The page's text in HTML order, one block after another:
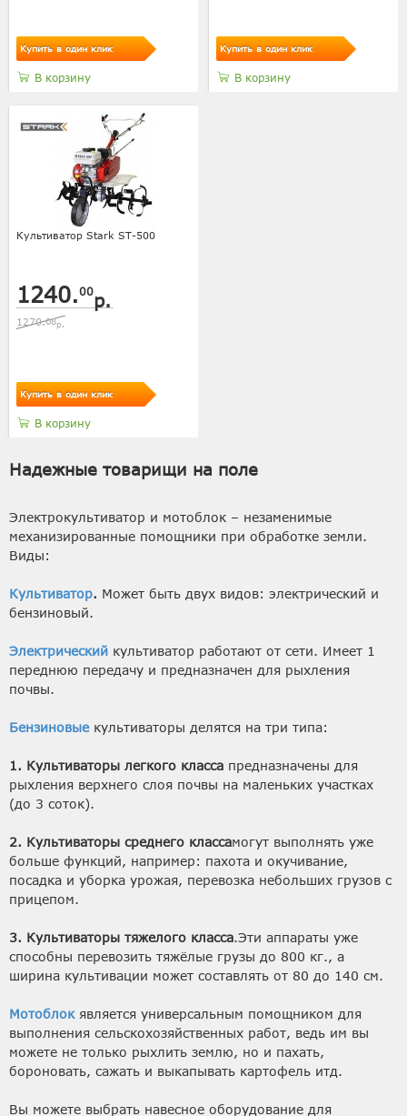
Купить в один клик
В корзину
Купить в один клик
В корзину
Культиватор Stark ST-500
1240.00р.
1270.08р.
Купить в один клик
В корзину
Надежные товарищи на поле
Электрокультиватор и мотоблок – незаменимые
механизированные помощники при обработке земли.
Виды:
Культиватор. Может быть двух видов: электрический и
бензиновый.
Электрический культиватор работают от сети. Имеет 1
переднюю передачу и предназначен для рыхления
почвы.
Бензиновыекультиваторы делятся на три типа:
1. Культиваторы легкого класса предназначены для
рыхления верхнего слоя почвы на маленьких участках
(до 3 соток).
2. Культиваторы среднего классамогут выполнять уже
больше функций, например: пахота и окучивание,
посадка и уборка урожая, перевозка небольших грузов с
прицепом.
3. Культиваторы тяжелого класса.Эти аппараты уже
способны перевозить тяжёлые грузы до 800 кг., а
ширина культивации может составлять от 80 до 140 см.
Мотоблокявляется универсальным помощником для
выполнения сельскохозяйственных работ, ведь им вы
можете не только рыхлить землю, но и пахать,
бороновать, сажать и выкапывать картофель итд.
Вы можете выбрать навесное оборудование для